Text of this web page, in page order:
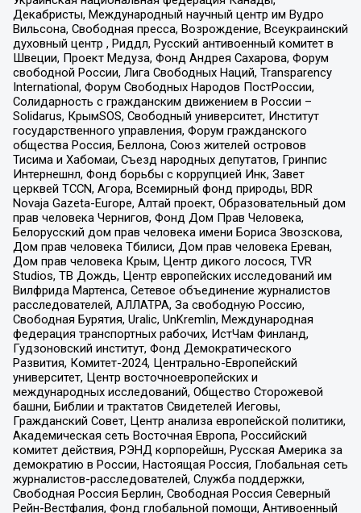
Декабристы, Международный научный центр им Вудро
Вильсона, Свободная пресса, Возрождение, Всеукраинский
духовный центр , Риддл, Русский антивоенный комитет в
Швеции, Проект Медуза, Фонд Андрея Сахарова, Форум
свободной России, Лига Свободных Наций, Transparеncy
International, Форум Свободных Народов ПостРоссии,
Солидарность с гражданским движением в России –
Solidarus, КрымSOS, Свободный университет, Институт
государственного управления, Форум гражданского
общества Россия, Беллона, Союз жителей островов
Тисима и Хабомаи, Съезд народных депутатов, Гринпис
Интернешнл, Фонд борьбы с коррупцией Инк, Завет
церквей TCCN, Агора, Всемирный фонд природы, BDR
Novaja Gazeta-Europe, Алтай проект, Образовательный дом
прав человека Чернигов, Фонд Дом Прав Человека,
Белорусский дом прав человека имени Бориса Звозскова,
Дом прав человека Тбилиси, Дом прав человека Ереван,
Дом прав человека Крым, Центр дикого лосося, TVR
Studios, ТВ Дождь, Центр европейских исследований им
Вилфрида Мартенса, Сетевое объединение журналистов
расследователей, АЛЛАТРА, За свободную Россию,
Свободная Бурятия, Uralic, UnKremlin, Международная
федерация транспортных рабочих, ИстЧам Финланд,
Гудзоновский институт, Фонд Демократического
Развития, Комитет-2024, Центрально-Европейский
университет, Центр восточноевропейских и
международных исследований, Общество Сторожевой
башни, Библии и трактатов Свидетелей Иеговы,
Гражданский Совет, Центр анализа европейской политики,
Академическая сеть Восточная Европа, Российский
комитет действия, РЭНД корпорейшн, Русская Америка за
демократию в России, Настоящая Россия, Глобальная сеть
журналистов-расследователей, Служба поддержки,
Свободная Россия Берлин, Свободная Россия Северный
Рейн-Вестфалия, Фонд глобальной помощи, Антивоенный